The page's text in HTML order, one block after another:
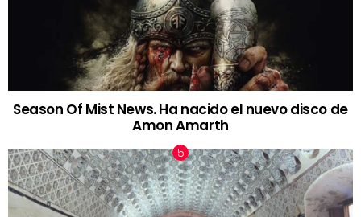
Season Of Mist News. Ha nacido el nuevo disco de
Amon Amarth